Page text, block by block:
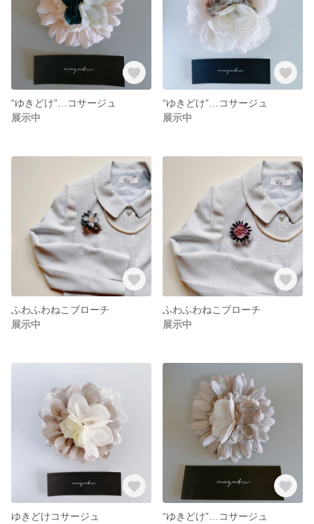
“ゆきどけ”…コサージュ
展示中
“ゆきどけ”…コサージュ
展示中
ふわふわねこブローチ
展示中
ふわふわねこブローチ
展示中
ゆきどけコサージュ
“ゆきどけ”…コサージュ